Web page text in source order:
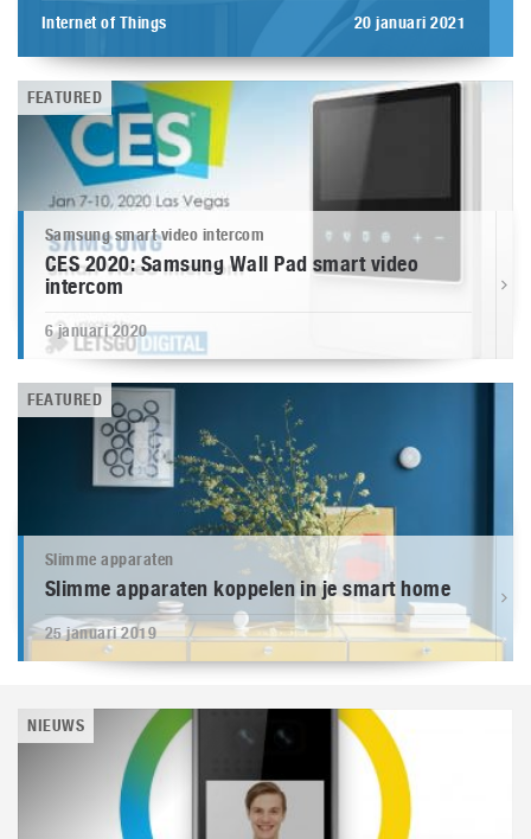
Internet of Things 20 januari 2021
FEATURED
Samsung smart video intercom
CES 2020: Samsung Wall Pad smart video
intercom
6 januari 2020
FEATURED
Slimme apparaten
Slimme apparaten koppelen in je smart home
25 januari 2019
NIEUWS